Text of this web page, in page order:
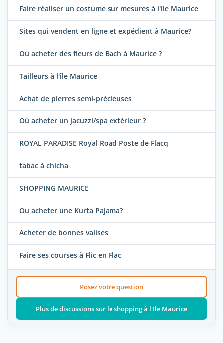
Faire réaliser un costume sur mesures à l'ile Maurice
Sites qui vendent en ligne et expédient à Maurice?
Où acheter des fleurs de Bach à Maurice ?
Tailleurs à l'île Maurice
Achat de pierres semi-précieuses
Où acheter un jacuzzi/spa extérieur ?
ROYAL PARADISE Royal Road Poste de Flacq
tabac à chicha
SHOPPING MAURICE
Ou acheter une Kurta Pajama?
Acheter de bonnes valises
Faire ses courses à Flic en Flac
Posez votre question
Plus de discussions sur le shopping à l'Ile Maurice